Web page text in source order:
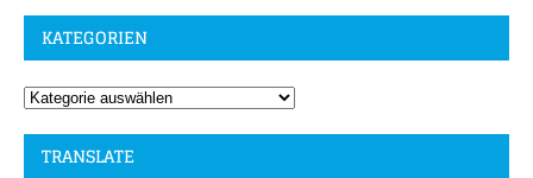
KATEGORIEN
TRANSLATE